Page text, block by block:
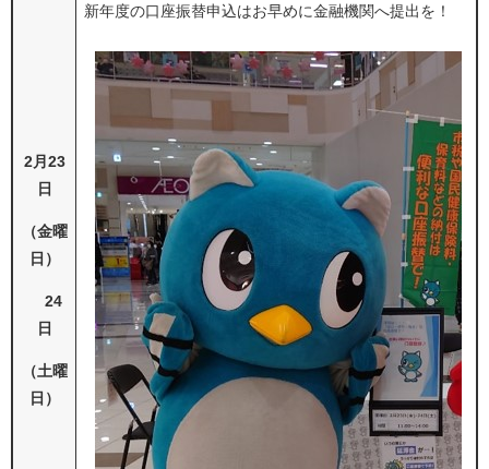
2月23
日
（金曜
日）
24
日
（土曜
日）
新年度の口座振替申込はお早めに金融機関へ提出を！